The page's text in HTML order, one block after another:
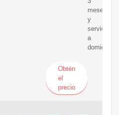
meses
y
servicio
a
domicilio.
Obtén
el
precio